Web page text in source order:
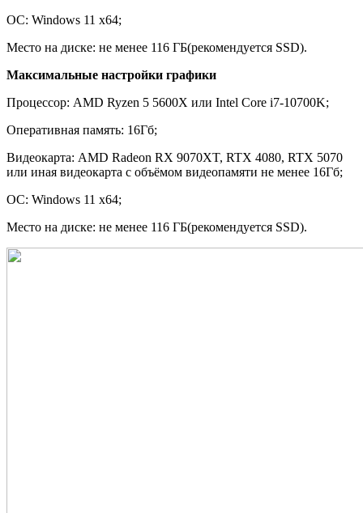
ОС: Windows 11 x64;
Место на диске: не менее 116 ГБ(рекомендуется SSD).
Максимальные настройки графики
Процессор: AMD Ryzen 5 5600X или Intel Core i7-10700K;
Оперативная память: 16Гб;
Видеокарта: AMD Radeon RX 9070XT, RTX 4080, RTX 5070
или иная видеокарта с объёмом видеопамяти не менее 16Гб;
ОС: Windows 11 x64;
Место на диске: не менее 116 ГБ(рекомендуется SSD).